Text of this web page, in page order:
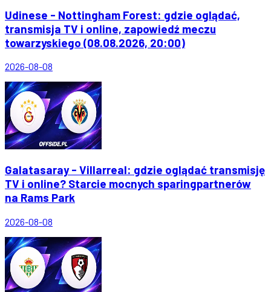
Udinese - Nottingham Forest: gdzie oglądać,
transmisja TV i online, zapowiedź meczu
towarzyskiego (08.08.2026, 20:00)
2026-08-08
Galatasaray - Villarreal: gdzie oglądać transmisję
TV i online? Starcie mocnych sparingpartnerów
na Rams Park
2026-08-08